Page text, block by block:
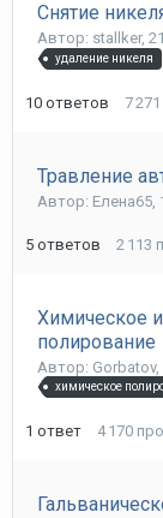
Снятие
Автор: stallker,
удаление никеля
10 ответов 7 271
Травление
Автор: Елена65,
5 ответов 2 113
Химическое
полирование
Автор: Gorbatov,
химическое
1 ответ 4 170